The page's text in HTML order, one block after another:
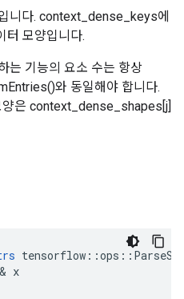
니다. context_dense_keys에
터 모양입니다.
는 기능의 요소 수는 항상
와 동일해야 합니다.
은 context_dense_shapes[j]
tensorflow ::ops ::
& x